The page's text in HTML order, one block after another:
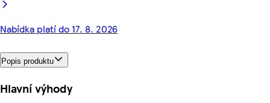
Nabídka platí do 17. 8. 2026
Popis produktu
Hlavní výhody